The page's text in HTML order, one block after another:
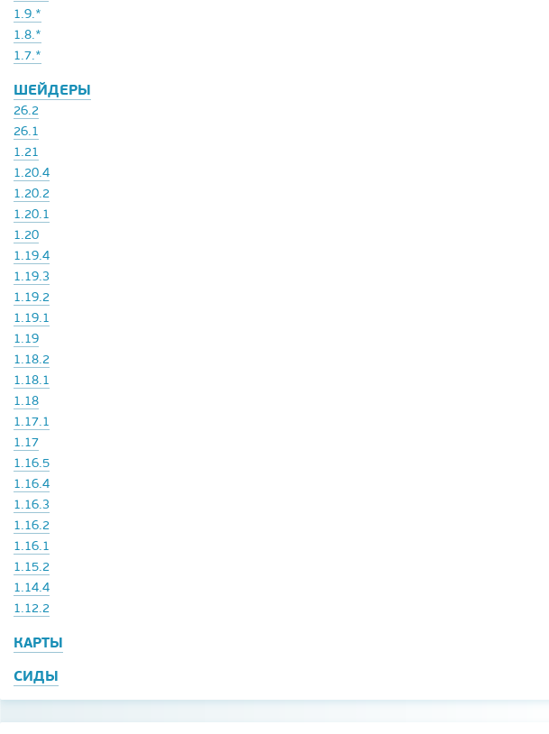
1.9.*
1.8.*
1.7.*
ШЕЙДЕРЫ
26.2
26.1
1.21
1.20.4
1.20.2
1.20.1
1.20
1.19.4
1.19.3
1.19.2
1.19.1
1.19
1.18.2
1.18.1
1.18
1.17.1
1.17
1.16.5
1.16.4
1.16.3
1.16.2
1.16.1
1.15.2
1.14.4
1.12.2
КАРТЫ
СИДЫ